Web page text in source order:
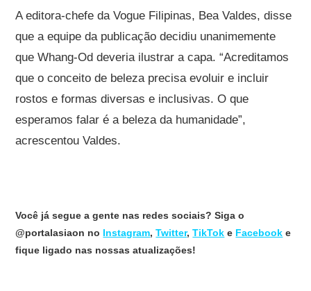
A editora-chefe da Vogue Filipinas, Bea Valdes, disse
que a equipe da publicação decidiu unanimemente
que Whang-Od deveria ilustrar a capa. “Acreditamos
que o conceito de beleza precisa evoluir e incluir
rostos e formas diversas e inclusivas. O que
esperamos falar é a beleza da humanidade”,
acrescentou Valdes.
Você já segue a gente nas redes sociais? Siga o
@portalasiaon no Instagram,Twitter, TikTok e Facebook e
fique ligado nas nossas atualizações!